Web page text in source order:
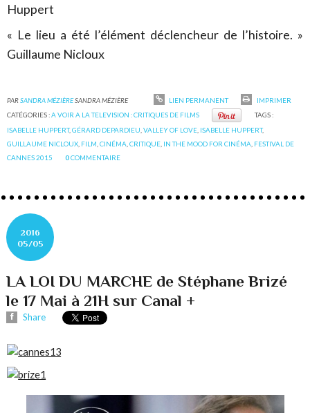
Huppert
« Le lieu a été l’élément déclencheur de l’histoire. »
Guillaume Nicloux
PARSANDRA MÉZIÈRESANDRA MÉZIÈRE LIEN PERMANENT
IMPRIMER
CATÉGORIES :A VOIR A LA TELEVISION : CRITIQUES DE FILMS
TAGS :
ISABELLE HUPPERT,GÉRARD DEPARDIEU ,VALLEY OF LOVE ISABELLE HUPPERT,
GUILLAUME NICLOUX FILM ,CINÉMA ,CRITIQUE IN THE MOOD FOR CINÉMA FESTIVAL DE
CANNES 2015
0COMMENTAIRE
2016
05/05
LA LOI DU MARCHE de Stéphane Brizé
le 17 Mai à 21H sur Canal +
Share